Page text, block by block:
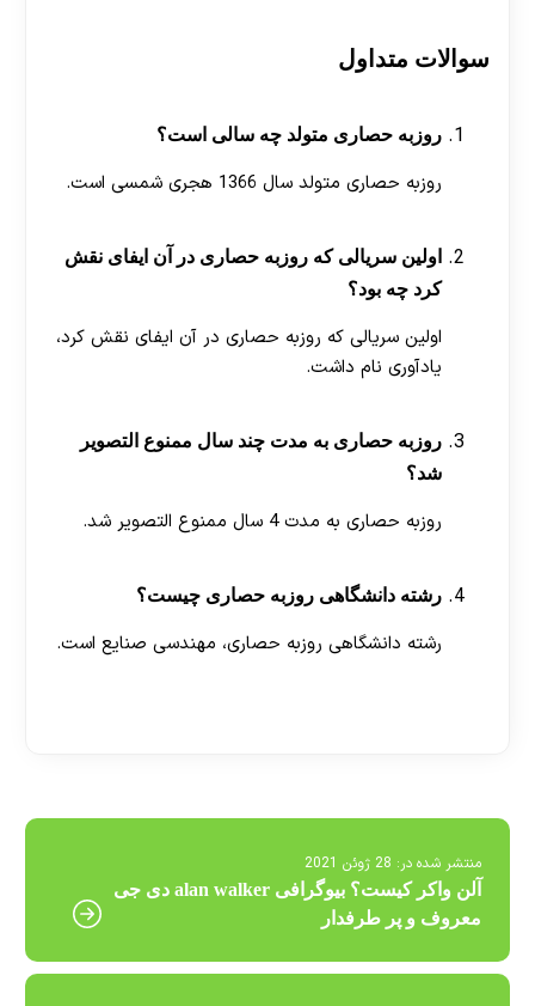
سوالات متداول
روزبه حصاری متولد چه سالی است؟
روزبه حصاری متولد سال 1366 هجری شمسی است.
اولین سریالی که روزبه حصاری در آن ایفای نقش
کرد چه بود؟
اولین سریالی که روزبه حصاری در آن ایفای نقش کرد،
یادآوری نام داشت.
روزبه حصاری به مدت چند سال ممنوع التصویر
شد؟
روزبه حصاری به مدت 4 سال ممنوع التصویر شد.
رشته دانشگاهی روزبه حصاری چیست؟
رشته دانشگاهی روزبه حصاری، مهندسی صنایع است.
منتشر شده در: 28 ژوئن 2021
آلن واکر کیست؟ بیوگرافی alan walker دی جی
معروف و پر طرفدار